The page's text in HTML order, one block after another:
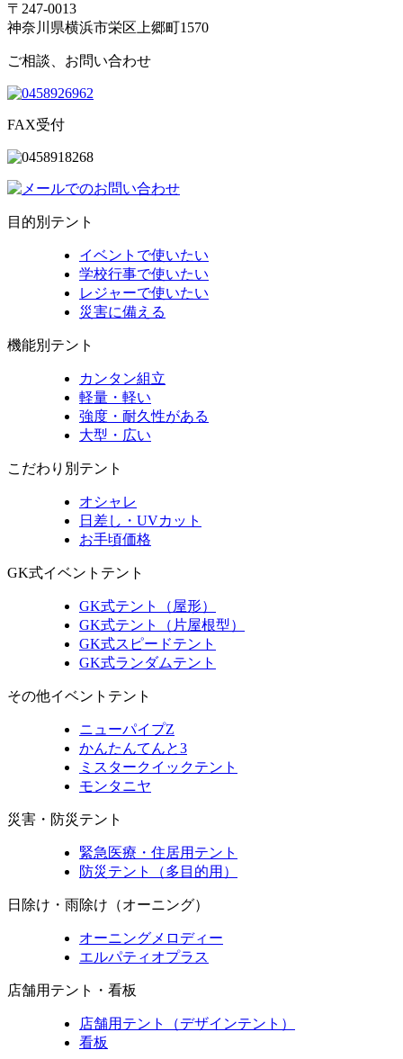
〒247-0013
神奈川県横浜市栄区上郷町1570
ご相談、お問い合わせ
FAX受付
目的別テント
イベントで使いたい
学校行事で使いたい
レジャーで使いたい
災害に備える
機能別テント
カンタン組立
軽量・軽い
強度・耐久性がある
大型・広い
こだわり別テント
オシャレ
日差し・UVカット
お手頃価格
GK式イベントテント
GK式テント（屋形）
GK式テント（片屋根型）
GK式スピードテント
GK式ランダムテント
その他イベントテント
ニューパイプZ
かんたんてんと3
ミスタークイックテント
モンタニヤ
災害・防災テント
緊急医療・住居用テント
防災テント（多目的用）
日除け・雨除け（オーニング）
オーニングメロディー
エルパティオプラス
店舗用テント・看板
店舗用テント（デザインテント）
看板